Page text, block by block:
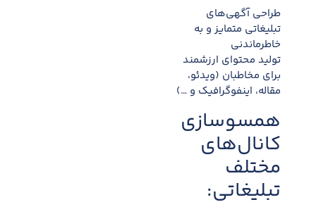
طراحی آگهی‌های
تبلیغاتی متمایز و به
خاطرماندنی
تولید محتوای ارزشمند
برای مخاطبان (ویدئو،
مقاله، اینفوگرافیک و …)
همسوسازی
کانال‌های
مختلف
تبلیغاتی: